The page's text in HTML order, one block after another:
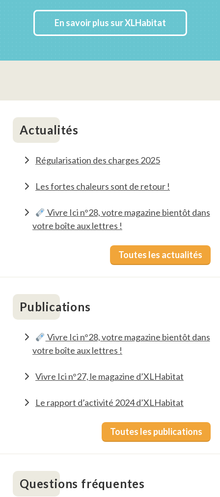
En savoir plus sur XLHabitat
Actualités
Régularisation des charges 2025
Les fortes chaleurs sont de retour !
Vivre Ici n°28, votre magazine bientôt dans
votre boîte aux lettres !
Toutes les actualités
Publications
Vivre Ici n°28, votre magazine bientôt dans
votre boîte aux lettres !
Vivre Ici n°27, le magazine d’XLHabitat
Le rapport d’activité 2024 d’XLHabitat
Toutes les publications
Questions fréquentes